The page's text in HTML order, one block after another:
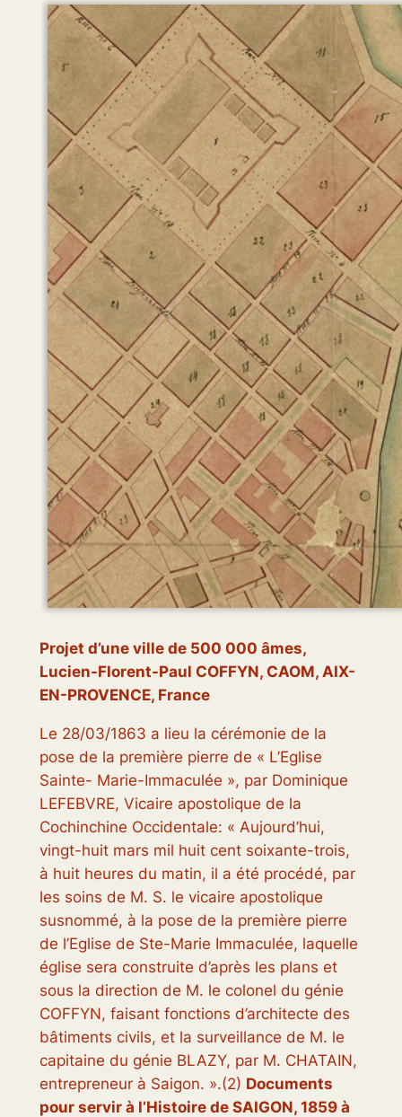
Projet d’une ville de 500 000 âmes,
Lucien-Florent-Paul COFFYN, CAOM, AIX-
EN-PROVENCE, France
Le 28/03/1863 a lieu la cérémonie de la
pose de la première pierre de « L’Eglise
Sainte- Marie-Immaculée », par Dominique
LEFEBVRE, Vicaire apostolique de la
Cochinchine Occidentale: « Aujourd’hui,
vingt-huit mars mil huit cent soixante-trois,
à huit heures du matin, il a été procédé, par
les soins de M. S. le vicaire apostolique
susnommé, à la pose de la première pierre
de l’Eglise de Ste-Marie Immaculée, laquelle
église sera construite d’après les plans et
sous la direction de M. le colonel du génie
COFFYN, faisant fonctions d’architecte des
bâtiments civils, et la surveillance de M. le
capitaine du génie BLAZY, par M. CHATAIN,
entrepreneur à Saigon. ».(2) Documents
pour servir à l’Histoire de SAIGON, 1859 à